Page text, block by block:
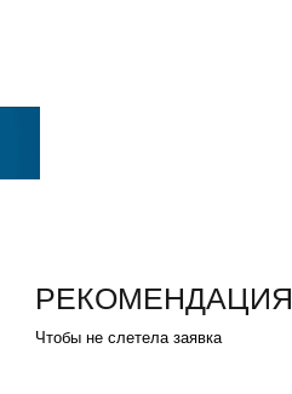
РЕКОМЕНДАЦИЯ
Чтобы не слетела заявка